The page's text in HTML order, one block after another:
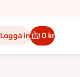
Logga in 0 kr